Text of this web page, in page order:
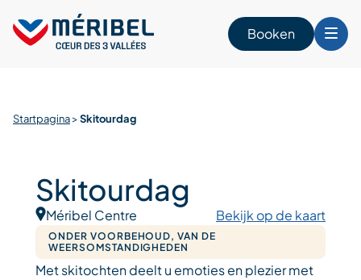
content
Booken
Startpagina>Skitourdag
Skitourdag
Méribel Centre Bekijk op de kaart
ONDER VOORBEHOUD, VAN DE
WEERSOMSTANDIGHEDEN
Met skitochten deelt u emoties en plezier met